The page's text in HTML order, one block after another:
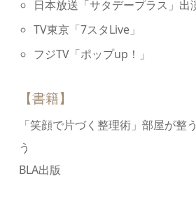
⽇本放送「サタデープラス」出
TV東京「7スタLive」
フジTV「ポップup！」
【書籍】
「笑顔で片づく整理術」部屋が整
う
BLA出版